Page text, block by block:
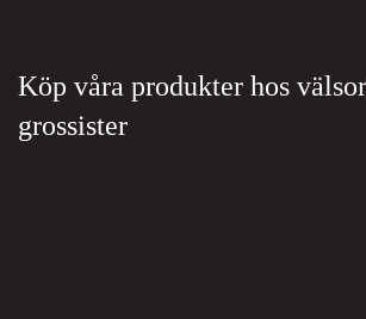
Köp våra produkter hos
grossister